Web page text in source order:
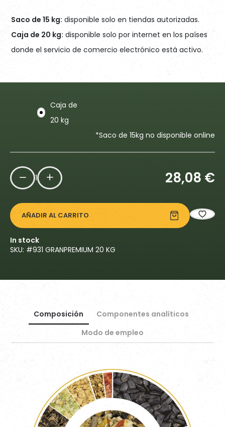
Saco de 15 kg: disponible solo en tiendas autorizadas.
Caja de 20 kg: disponible solo por internet en los países
donde el servicio de comercio electrónico está activo.
Caja de
20 kg
*Saco de 15kg no disponible online
28,08 €
1
AÑADIR AL CARRITO
In stock
SKU: #931 GRANPREMIUM 20 KG
Composición
Componentes analíticos
Modo de empleo